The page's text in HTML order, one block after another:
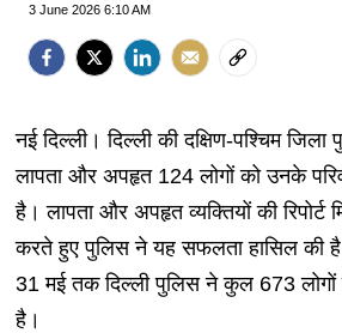
3 June 2026 6:10 AM
नई दिल्ली। दिल्ली की दक्षिण-पश्चिम
लापता और अपहृत 124 लोगों को उनके
है। लापता और अपहृत व्यक्तियों की रिपोर्ट
करते हुए पुलिस ने यह सफलता हासिल की
31 मई तक दिल्ली पुलिस ने कुल 673 लोगों
है।